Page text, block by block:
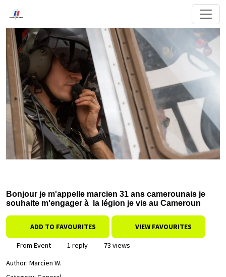
Bonjour je m'appelle marcien 31 ans camerounais je
souhaite m'engager à la légion je vis au Cameroun
ADD TO FAVOURITES VIEW FAVOURITES
From Event 1 reply
73 views
Author: Marcien W.